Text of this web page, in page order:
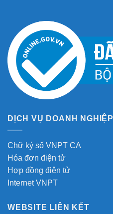
DỊCH VỤ DOANH NGHIỆP
Chữ ký số VNPT CA
Hóa đơn điện tử
Hợp đồng điện tử
Internet VNPT
WEBSITE LIÊN KẾT